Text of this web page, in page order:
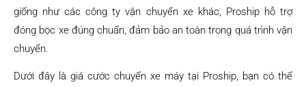
giống như các công ty vận chuyển xe khác, Proship hỗ trợ
đóng bọc xe đúng chuẩn, đảm bảo an toàn trong quá trình vận
chuyển.
Dưới đây là giá cước chuyển xe máy tại Proship, bạn có thể